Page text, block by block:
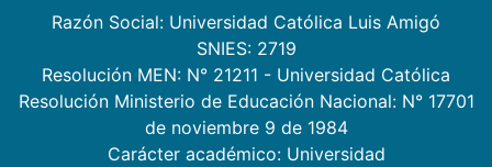
Razón Social: Universidad Católica Luis Amigó
SNIES: 2719
Resolución MEN: N° 21211 - Universidad Católica
Resolución Ministerio de Educación Nacional: N° 17701
de noviembre 9 de 1984
Carácter académico: Universidad